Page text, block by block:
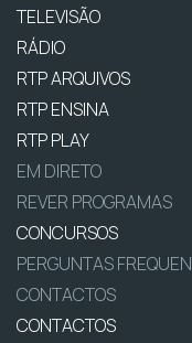
TELEVISÃO
RÁDIO
RTP ARQUIVOS
RTP ENSINA
RTP PLAY
EM DIRETO
REVER PROGRAMAS
CONCURSOS
PERGUNTAS
CONTACTOS
CONTACTOS